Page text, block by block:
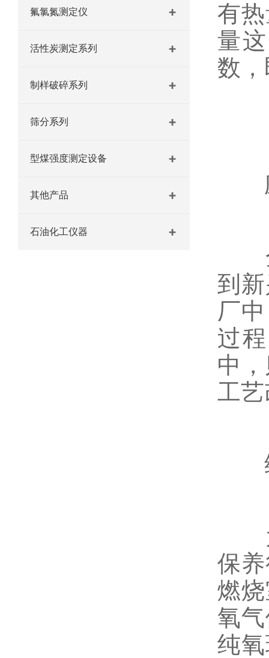
氟氯氮测定仪
活性炭测定系列
制样破碎系列
筛分系列
型煤强度测定设备
其他产品
石油化工仪器
有
量
数
应
全
到
厂
过
中
工
维
为
保
燃
氧
纯